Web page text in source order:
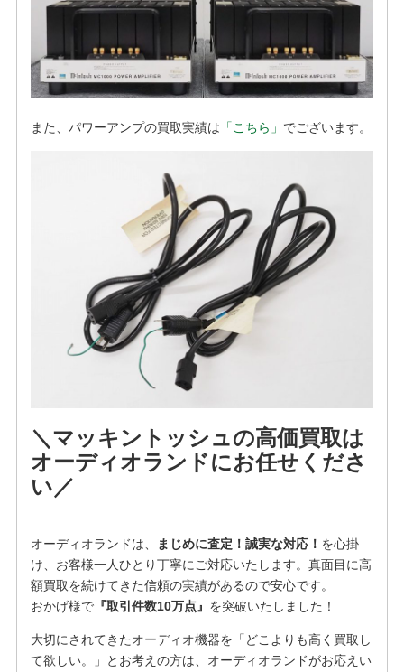
また、パワーアンプの買取実績は 「こちら」 でございます。
＼マッキントッシュの高価買取は
オーディオランドにお任せくださ
い／
オーディオランドは、 まじめに査定！誠実な対応！ を⼼掛
け、お客様⼀⼈ひとり丁寧にご対応いたします。真面目に高
額買取を続けてきた信頼の実績があるので安心です。
おかげ様で『取引件数10万点』 を突破いたしました！
大切にされてきたオーディオ機器を「どこよりも高く買取し
て欲しい。」とお考えの方は、オーディオランドがお応えい